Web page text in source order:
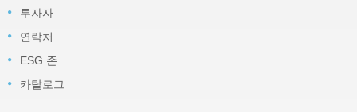
투자자
연락처
ESG 존
카탈로그